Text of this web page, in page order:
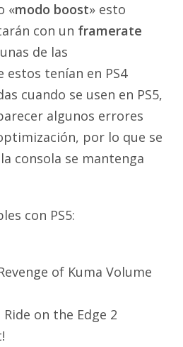
«modo boost» esto
con un framerate
de las
estos tenían en PS4
cuando se usen en PS5,
algunos errores
por lo que se
consola se mantenga
con PS5:
of Kuma Volume
on the Edge 2